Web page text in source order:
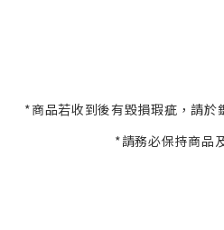
*商品若收到後有毀損瑕疵，請
*請務必保持商品